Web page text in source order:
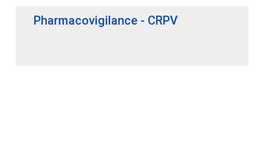
Pharmacovigilance - CRPV